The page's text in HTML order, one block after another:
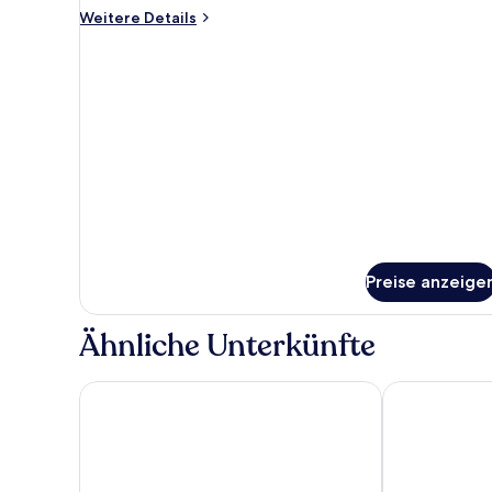
Weitere Details
Weitere
Preise
Ähnliche Unterkünfte
Renest River Country Resort Manali The Orchid